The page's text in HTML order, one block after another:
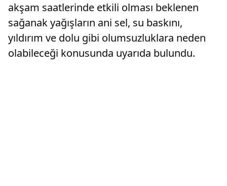
akşam saatlerinde etkili olması beklenen
sağanak yağışların ani sel, su baskını,
yıldırım ve dolu gibi olumsuzluklara neden
olabileceği konusunda uyarıda bulundu.